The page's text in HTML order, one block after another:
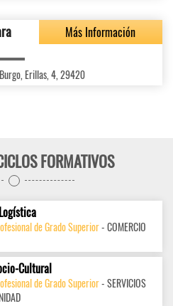
Más Información
Erillas, 4, 29420
FORMATIVOS
de Grado Superior- COMERCIO
Cultural
de Grado Superior- SERVICIOS